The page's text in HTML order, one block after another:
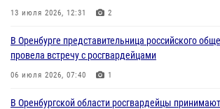
Итоги работы Управления вневедомственной
23 июля 2026, 10:34
13 июля 2026, 12:31 2
В Оренбурге представительница российского
провела встречу с росгвардейцами
06 июля 2026, 07:40 1
В Оренбургской области росгвардейцы